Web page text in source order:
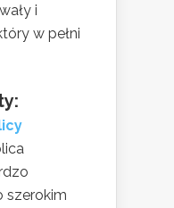
i
w pełni
szerokim